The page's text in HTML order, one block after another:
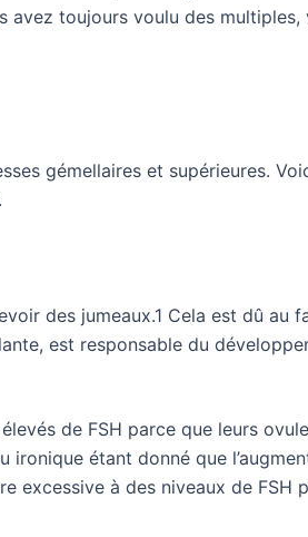
avez toujours voulu des
gémellaires et supérieures.
des jumeaux.1 Cela est dû au
est responsable du
de FSH parce que leurs
étant donné que
excessive à des niveaux de FSH